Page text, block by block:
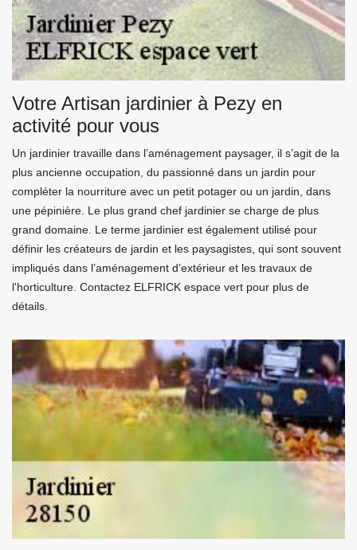
Votre Artisan jardinier à Pezy en
activité pour vous
Un jardinier travaille dans l’aménagement paysager, il s’agit de la
plus ancienne occupation, du passionné dans un jardin pour
compléter la nourriture avec un petit potager ou un jardin, dans
une pépinière. Le plus grand chef jardinier se charge de plus
grand domaine. Le terme jardinier est également utilisé pour
définir les créateurs de jardin et les paysagistes, qui sont souvent
impliqués dans l’aménagement d’extérieur et les travaux de
l'horticulture. Contactez ELFRICK espace vert pour plus de
détails.